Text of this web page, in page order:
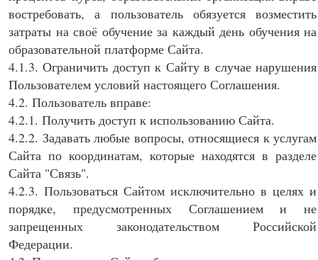
востребовать, а пользователь обязуется возместить
затраты на своё обучение за каждый день обучения на
образовательной платформе Сайта.
4.1.3. Ограничить доступ к Сайту в случае нарушения
Пользователем условий настоящего Соглашения.
4.2. Пользователь вправе:
4.2.1. Получить доступ к использованию Сайта.
4.2.2. Задавать любые вопросы, относящиеся к услугам
Сайта по координатам, которые находятся в разделе
Сайта "Связь".
4.2.3. Пользоваться Сайтом исключительно в целях и
порядке, предусмотренных Соглашением и не
запрещенных законодательством Российской
Федерации.